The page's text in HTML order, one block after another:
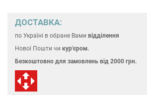
ДОСТАВКА:
по Україні в обране Вами відділення
Нової Пошти чи кур'єром.
Безкоштовно для замовлень від 2000 грн.